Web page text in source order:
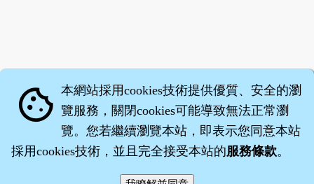
cookie 本網站採用cookies技術提供優質、安全的瀏
覽服務，關閉cookies可能導致無法正常瀏
覽。您若繼續瀏覽本站，即表示您同意本站
採用cookies技術，並且完全接受本站的服務條款。